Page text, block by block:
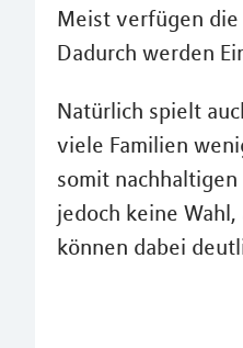
Meist verfügen die
Dadurch werden
Natürlich spielt
viele Familien
somit
jedoch keine
können dabei